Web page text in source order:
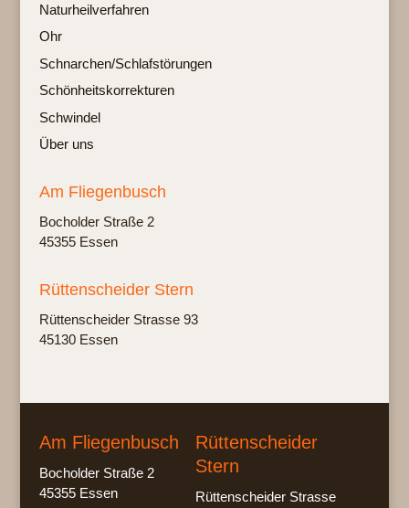
Naturheilverfahren
Ohr
Schnarchen/Schlafstörungen
Schönheitskorrekturen
Schwindel
Über uns
Am Fliegenbusch
Bochol­der Stra­ße 2
45355 Essen
Rüttenscheider Stern
Rüt­ten­schei­der Stras­se 93
45130 Essen
Am Fliegenbusch
Bocholder Straße 2
45355 Essen
Rüttenscheider
Stern
Rüttenscheider Strasse